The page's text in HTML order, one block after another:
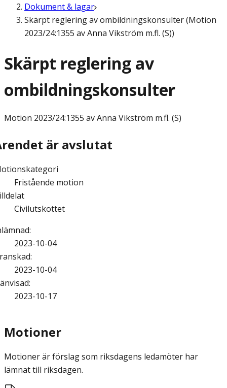
Dokument & lagar
Skärpt reglering av ombildningskonsulter (Motion
2023/24:1355 av Anna Vikström m.fl. (S))
Skärpt reglering av
ombildningskonsulter
Motion 2023/24:1355 av Anna Vikström m.fl. (S)
är avslutat
Fristående motion
Civilutskottet
:
2023-10-04
:
2023-10-04
:
2023-10-17
Motioner
Motioner är förslag som riksdagens ledamöter har
lämnat till riksdagen.